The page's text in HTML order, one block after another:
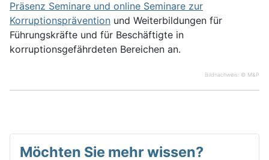
Präsenz Seminare und online Seminare zur
Korruptionsprävention und Weiterbildungen für
Führungskräfte und für Beschäftigte in
korruptionsgefährdeten Bereichen an.
Bildnachweis: © M&P
Möchten Sie mehr wissen?